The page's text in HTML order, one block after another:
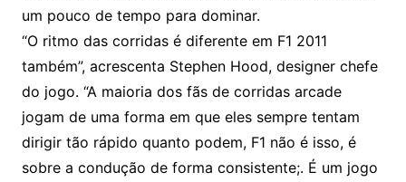
um pouco de tempo para dominar.
“O ritmo das corridas é diferente em F1 2011
também”, acrescenta Stephen Hood, designer chefe
do jogo. “A maioria dos fãs de corridas arcade
jogam de uma forma em que eles sempre tentam
dirigir tão rápido quanto podem, F1 não é isso, é
sobre a condução de forma consistente;. É um jogo